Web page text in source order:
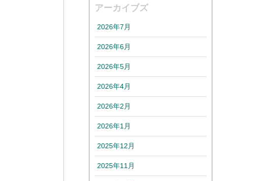
アーカイブズ
2026年7月
2026年6月
2026年5月
2026年4月
2026年2月
2026年1月
2025年12月
2025年11月